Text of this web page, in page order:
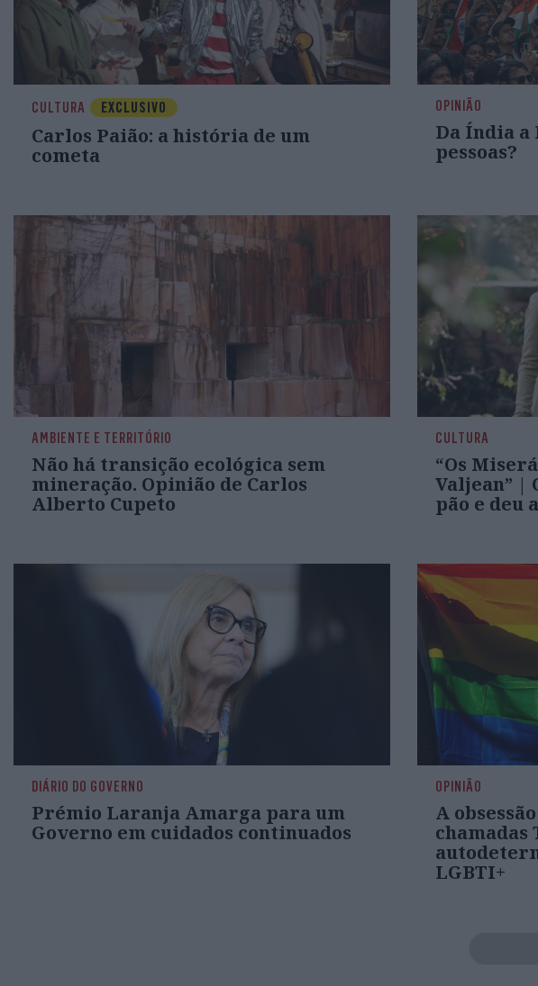
CULTURA EXCLUSIVO
Carlos Paião: a história de um
cometa
OPINIÃO
Da Índia a
pessoas?
AMBIENTE E TERRITÓRIO
Não há transição ecológica sem
mineração. Opinião de Carlos
Alberto Cupeto
CULTURA
“Os
Valjean” |
pão e deu
DIÁRIO DO GOVERNO
Prémio Laranja Amarga para um
Governo em cuidados continuados
OPINIÃO
A
chamadas
LGBTI+